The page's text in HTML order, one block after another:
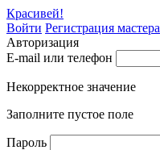
Красивей!
Войти Регистрация мастера
Авторизация
E-mail или телефон
Некорректное значение
Заполните пустое поле
Пароль